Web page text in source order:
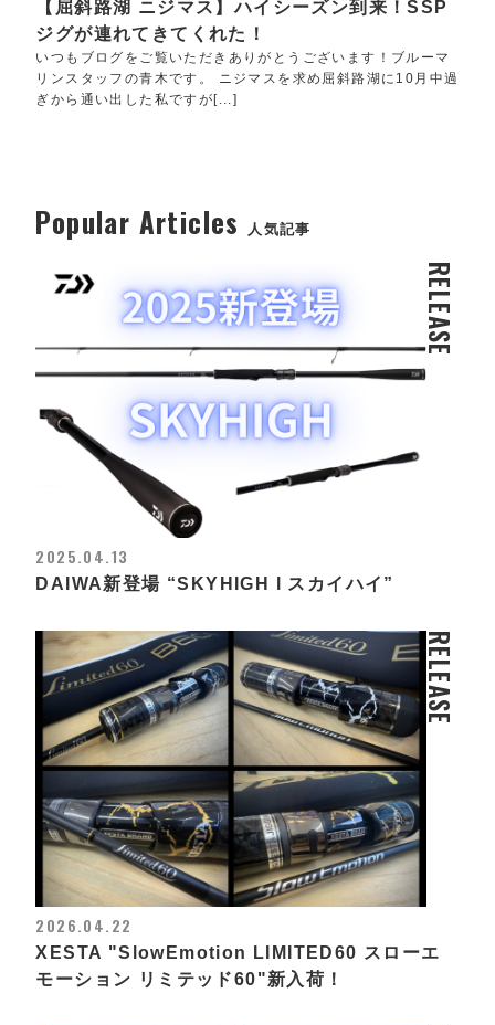
【屈斜路湖 ニジマス】ハイシーズン到来！SSP
ジグが連れてきてくれた！
いつもブログをご覧いただきありがとうございます！ブルーマ
リンスタッフの青木です。 ニジマスを求め屈斜路湖に10月中過
ぎから通い出した私ですが[...]
Popular Articles 人気記事
RELEASE
2025.04.13
DAIWA新登場 “SKYHIGH l スカイハイ”
RELEASE
2026.04.22
XESTA "SlowEmotion LIMITED60 スローエ
モーション リミテッド60"新入荷！